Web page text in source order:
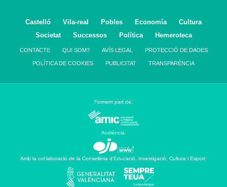
Castelló Vila-real Pobles Economía
Cultura
Societat
Successos Política Hemeroteca
CONTACTE QUI SOM? AVÍS LEGAL PROTECCIÓ DE DADES
POLÍTICA DE COOKIES PUBLICITAT TRANSPARÈNCIA
Formem part de:
Audiència:
Amb la col·laboració de la Conselleria d’Educació, Investigació, Cultura i Esport: